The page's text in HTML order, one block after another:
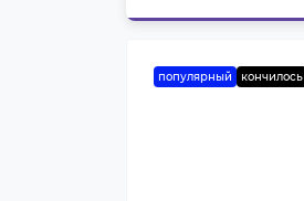
популярный кончилось